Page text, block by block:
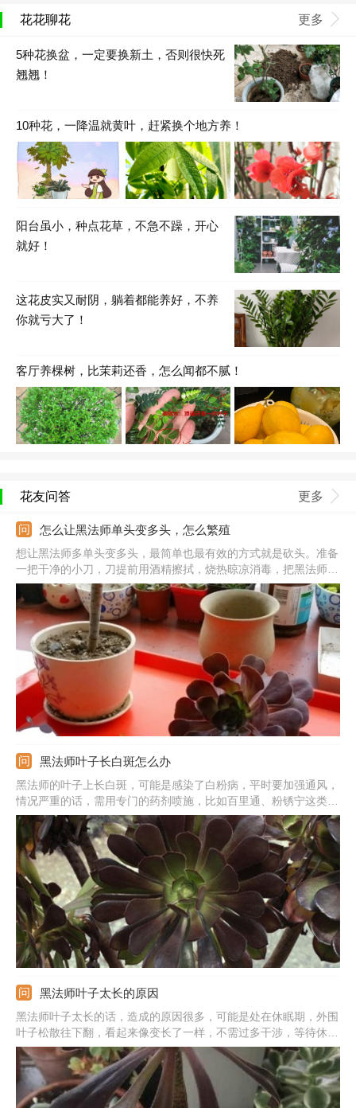
花花聊花 更多
5种花换盆，一定要换新土，否则很快死
翘翘！
10种花，一降温就黄叶，赶紧换个地方养！
阳台虽小，种点花草，不急不躁，开心
就好！
这花皮实又耐阴，躺着都能养好，不养
你就亏大了！
客厅养棵树，比茉莉还香，怎么闻都不腻！
花友问答 更多
怎么让黑法师单头变多头，怎么繁殖
想让黑法师多单头变多头，最简单也最有效的方式就是砍头。准备
一把干净的小刀，刀提前用酒精擦拭，烧热晾凉消毒，把黑法师的
头砍下来。剩下的茎秆放在散光通风处继续养护，大概一周茎秆的
顶端就能发芽，等小芽长大后就是一朵朵小法师，单头变多头轻松
容易没难度。
黑法师叶子长白斑怎么办
黑法师的叶子上长白斑，可能是感染了白粉病，平时要加强通风，
情况严重的话，需用专门的药剂喷施，比如百里通、粉锈宁这类的
杀菌剂，可起到不错的效果。也可能是感染了蚧壳虫，虫卵附着在
叶片上好像白斑一样，可先人工剔除，情况严重时蘸取75％的酒精
擦拭叶片，为了彻底去除，就需喷施药剂。
黑法师叶子太长的原因
黑法师叶子太长的话，造成的原因很多，可能是处在休眠期，外围
叶子松散往下翻，看起来像变长了一样，不需过多干涉，等待休眠
期过后就能自动的恢复。也可能是缺少阳光的照射导致徒长，需到
阳光处养护，补充阳光后能缓解此情况。还可能是浇水过多，要尽
快促进水分蒸发。